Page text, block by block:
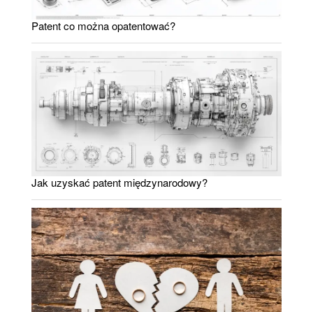
Patent co można opatentować?
Jak uzyskać patent międzynarodowy?